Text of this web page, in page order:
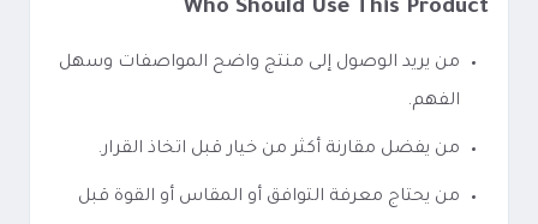
Who Should Use This Product
من يريد الوصول إلى منتج واضح المواصفات وسهل
الفهم.
من يفضل مقارنة أكثر من خيار قبل اتخاذ القرار.
من يحتاج معرفة التوافق أو المقاس أو القوة قبل